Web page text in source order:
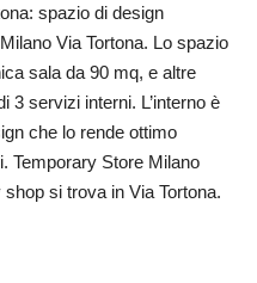
spazio di design
Via Tortona. Lo spazio
sala da 90 mq, e altre
3 servizi interni. L’interno è
che lo rende ottimo
Temporary Store Milano
si trova in Via Tortona.